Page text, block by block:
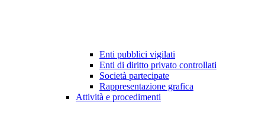
Enti pubblici vigilati
Enti di diritto privato controllati
Società partecipate
Rappresentazione grafica
Attività e procedimenti